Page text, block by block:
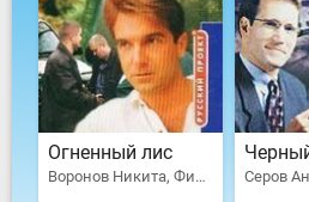
Огненный лис
Воронов Никита, Филатов Никита Александрович, Петров-Бирюк Дмитрий Ильич, Петров Дмитрий Николаевич